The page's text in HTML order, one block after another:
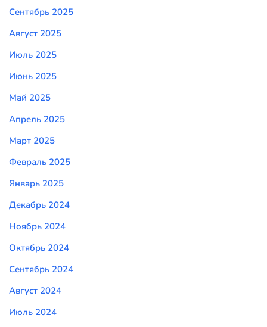
Сентябрь 2025
Август 2025
Июль 2025
Июнь 2025
Май 2025
Апрель 2025
Март 2025
Февраль 2025
Январь 2025
Декабрь 2024
Ноябрь 2024
Октябрь 2024
Сентябрь 2024
Август 2024
Июль 2024